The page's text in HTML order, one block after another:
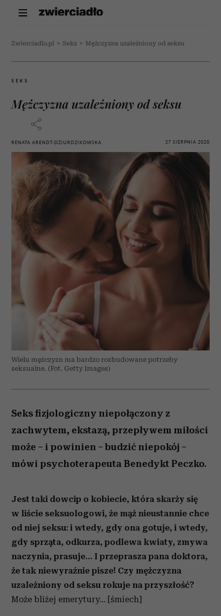
Zwierciadlo.pl > Seks > Mężczyzna uzależniony od seksu
SEKS
Mężczyzna uzależniony od seksu
RENATA ARENDT-DZIURDZIKOWSKA 27 SIERPNIA 2020
Wielu mężczyzn ma bardzo rozbudowane potrzeby
seksualne. (Fot. Getty Images)
Seks fizjologiczny niepołączony z
zachwytem, ekstazą, przepływem miłości
może – i powinien – budzić niepokój –
mówi psychoterapeuta Benedykt Peczko.
Jest taki dowcip o kobiecie, która skarży się
w liście seksuologowi, że mąż nieustannie chce
od niej seksu: i wtedy, gdy ona gotuje, i wtedy,
gdy sprząta, odkurza, podlewa kwiaty, zmywa
naczynia, prasuje… I przeprasza pana doktora,
że tak niewyraźnie pisze! Czy mężczyzna
uzależniony od seksu rokuje na przyszłość?
Może bliżej emerytury… [śmiech]